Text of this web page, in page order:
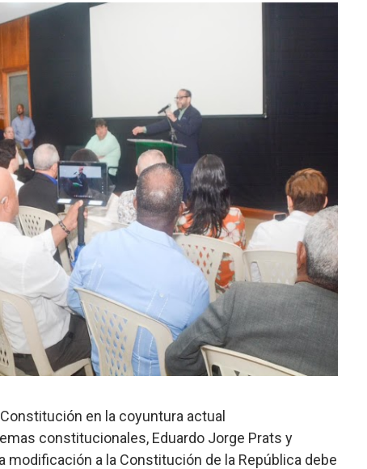
a balazos en la avenida Abraham Lincoln y
sistema eléctrico ante constantes apagones en Santo
y bombas lagrimógenas: Tensión en la Fernández
festival cultural para la región Este
festival cultural para la región Este
permite a familia de La Cuaba recuperar su hogar
Riveiro como nueva vicepresidenta ejecutiva de
impulsan metas de transparencia
anula permisos urbanísticos del proyecto Everest
de cédula: adiós al orden por mes de nacimiento en
reconocido por sus cuatro décadas de excelencia en el
en los mil mejores bancos del mundo
Manual de Comunicación Interna y Externa para
en la coyuntura actual
constitucionales, Eduardo Jorge Prats y
modificación a la Constitución de la República debe